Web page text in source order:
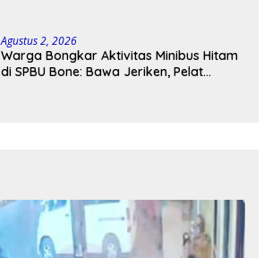
Agustus 2, 2026
Warga Bongkar Aktivitas Minibus Hitam
di SPBU Bone: Bawa Jeriken, Pelat